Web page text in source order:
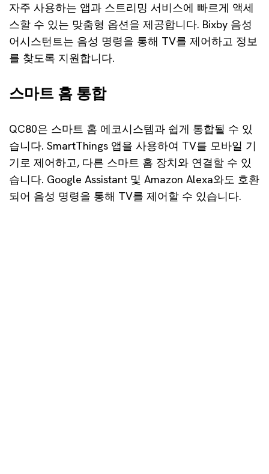
자주 사용하는 앱과 스트리밍 서비스에 빠르게 액세
스할 수 있는 맞춤형 옵션을 제공합니다. Bixby 음성
어시스턴트는 음성 명령을 통해 TV를 제어하고 정보
를 찾도록 지원합니다.
스마트 홈 통합
QC80은 스마트 홈 에코시스템과 쉽게 통합될 수 있
습니다. SmartThings 앱을 사용하여 TV를 모바일 기
기로 제어하고, 다른 스마트 홈 장치와 연결할 수 있
습니다. Google Assistant 및 Amazon Alexa와도 호환
되어 음성 명령을 통해 TV를 제어할 수 있습니다.